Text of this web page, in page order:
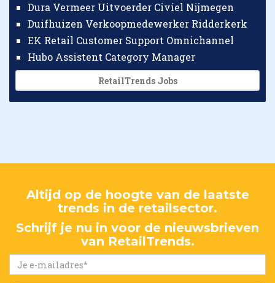
Dura Vermeer Uitvoerder Civiel Nijmegen
Duifhuizen Verkoopmedewerker Ridderkerk
EK Retail Customer Support Omnichannel
Hubo Assistent Category Manager
RetailTrends Jobs
Altijd op de hoogte van de laatste
trends in de retailsector.
Schrijf je nu in voor de nieuwsbrieven
van RetailTrends.